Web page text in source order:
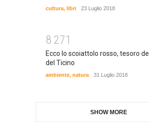
cultura, libri 23 Luglio 2018
8 271
Ecco lo scoiattolo rosso, tesoro
del Ticino
ambiente, natura 31 Luglio 2018
SHOW MORE